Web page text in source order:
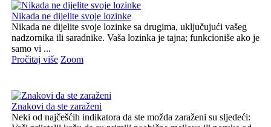
Nikada ne dijelite svoje lozinke
Nikada ne dijelite svoje lozinke sa drugima, uključujući vašeg
nadzornika ili saradnike. Vaša lozinka je tajna; funkcioniše ako je
samo vi ...
Pročitaj više Zoom
Znakovi da ste zaraženi
Neki od najčešćih indikatora da ste možda zaraženi su sljedeći: